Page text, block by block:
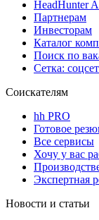
HeadHunter
Партнерам
Инвесторам
Каталог
Поиск по
Сетка:
Соискателям
hh PRO
Готовое
Все сервисы
Хочу у вас
Экспертная
Новости и статьи